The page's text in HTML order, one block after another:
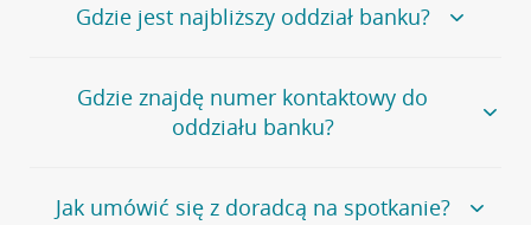
Gdzie jest najbliższy oddział banku?
Jeśli szukasz oddziału naszego banku, zapraszamy na
stronęPlacówki i bankomaty, na której znajduje się
wygodna wyszukiwarka.
oddziałów
Gdzie znajdę numer kontaktowy do
oddziału banku?
Bank Credit Agricole nie udostępnia ogólnego numeru
telefonu do placówki bankowej.
Jak umówić się z doradcą na spotkanie?